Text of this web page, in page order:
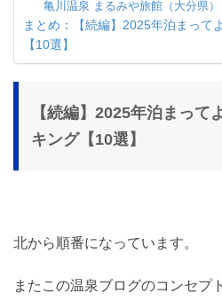
亀川温泉 まるみや旅館（大分県）
まとめ：【続編】2025年泊まって
【10選】
【続編】2025年泊まって
キング【10選】
北から順番になっています。
またこの温泉ブログのコンセプ